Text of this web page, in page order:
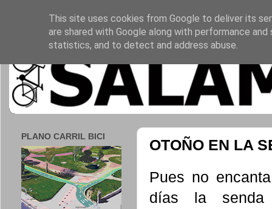
OTOÑO EN LA
Pues no
días la senda
PLANO CARRIL BICI
This site uses cookies from Google to deliver its
are shared with Google along with performance
statistics, and to detect and address abuse.